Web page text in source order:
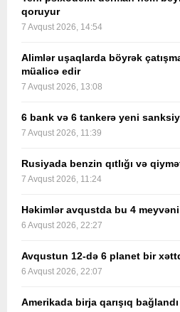
qoruyur
7 Avqust 2026, 14:54
Alimlər uşaqlarda böyrək
müalicə edir
7 Avqust 2026, 13:08
6 bank və 6 tankerə yeni
7 Avqust 2026, 11:39
Rusiyada benzin qıtlığı və
7 Avqust 2026, 11:24
Həkimlər avqustda bu 4
6 Avqust 2026, 22:27
Avqustun 12-də 6 planet bir
6 Avqust 2026, 22:07
Amerikada birja qarışıq bağlandı